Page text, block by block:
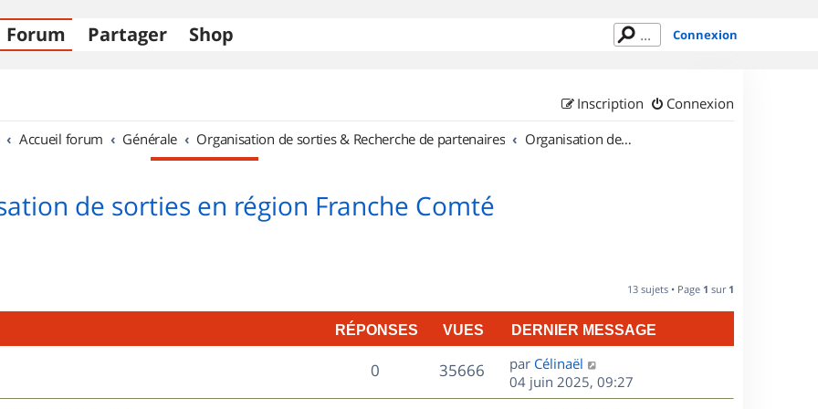
Forum Partager Shop Connexion
Connexion
Inscription
Accueil forum Générale Organisation de sorties & Recherche de partenaires Organisation de sorties en région Franche Comté
de sorties en région Franche Comté
13 sujets • Page 1 sur 1
RÉPONSES VUES DERNIER MESSAGE
0R
é
35666V
u
D
e
r
par Célinaël
04 juin 2025, 09:27